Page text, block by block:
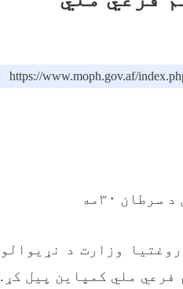
https://www.moph.gov.af/
وزارت د نړیوالو
دریم فرعي ملي کمپاین پیل کړ.